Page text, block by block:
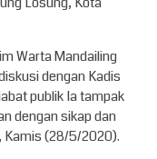
Warta Mandailing
dengan Kadis
publik Ia tampak
dengan sikap dan
Kamis (28/5/2020).